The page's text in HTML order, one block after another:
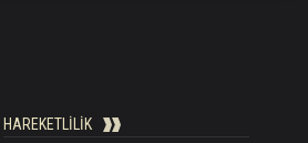
HAREKETLILIK